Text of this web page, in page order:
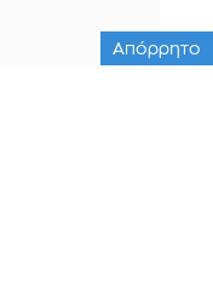
Απόρρητο